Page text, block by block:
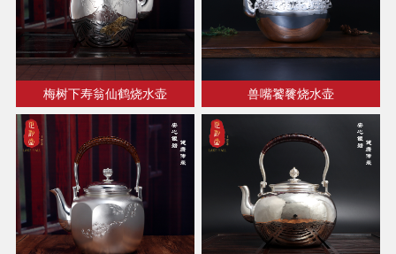
梅树下寿翁仙鹤烧水壶 兽嘴饕餮烧水壶